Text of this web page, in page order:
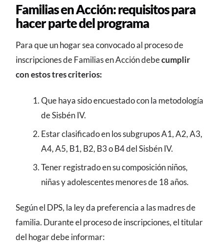
Familias en Acción: requisitos para
hacer parte del programa
Para que un hogar sea convocado al proceso de
inscripciones de Familias en Acción debecumplir
con estos tres criterios:
Que haya sido encuestado con la metodología
de Sisbén IV.
Estar clasificado en los subgrupos A1, A2, A3,
A4, A5, B1, B2, B3 o B4 del Sisbén IV.
Tener registrado en su composición niños,
niñas y adolescentes menores de 18 años.
Según el DPS, la ley da preferencia a las madres de
familia. Durante el proceso de inscripciones, el titular
del hogar debe informar: